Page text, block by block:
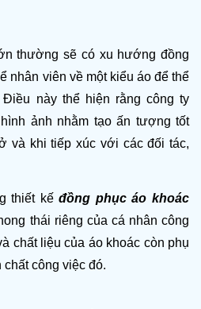
thường sẽ có xu hướng đồng
nhân viên về một kiểu áo để thể
này thể hiện rằng công ty
ảnh nhằm tạo ấn tượng tốt
và khi tiếp xúc với các đối tác,
thiết kế đồng phục áo khoác
thái riêng của cá nhân công
chất liệu của áo khoác còn phụ
công việc đó.